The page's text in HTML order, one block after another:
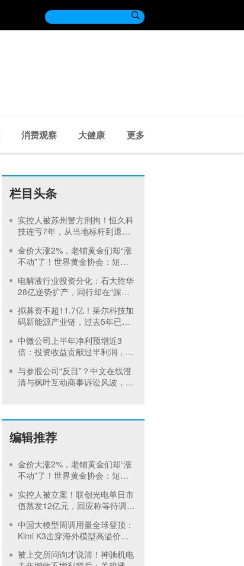

消费观察 大健康 更多
栏目头条
实控人被苏州警方刑拘！恒久科
技连亏7年，从当地标杆到退市
金价大涨2%，老铺黄金们却“涨
不动”了！世界黄金协会：短期
电解液行业投资分化：石大胜华
28亿逆势扩产，同行却在“踩刹
拟募资不超11.7亿！莱尔科技加
码新能源产业链，过去5年已定
中微公司上半年净利预增近3
倍：投资收益贡献过半利润，设
与参股公司“反目”？中文在线澄
清与枫叶互动商事诉讼风波，重
编辑推荐
金价大涨2%，老铺黄金们却“涨
不动”了！世界黄金协会：短期
实控人被立案！联创光电单日市
值蒸发12亿元，回应称等待调查
中国大模型周调用量全球登顶：
Kimi K3击穿海外模型高溢价壁
被上交所问询才说清！神驰机电